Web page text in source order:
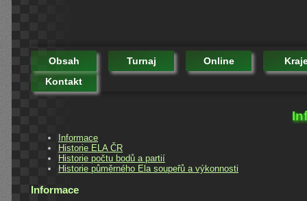
Obsah Turnaj Online
Kontakt
Informace
Historie ELA ČR
Historie počtu bodů a partií
Historie půměrného Ela soupeřů a výkonnosti
Informace